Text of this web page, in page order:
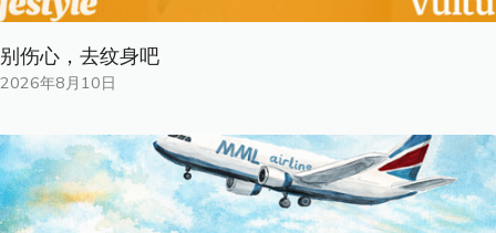
别伤心，去纹身吧
2026年8月10日